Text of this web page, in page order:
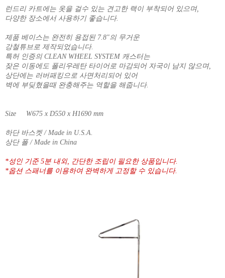
런드리 카트에는 옷을 걸수 있는 견고한 랙이 부착되어 있으며,
다양한 장소에서 사용하기 좋습니다.
제품 베이스는 완전히 용접된 7.8"의 무거운
강철튜브로 제작되었습니다.
특허 인증의 CLEAN WHEEL SYSTEM 캐스터는
잦은 이동에도 폴리우레탄 타이어로 마감되어 자국이 남지 않으며,
상단에는 러버패킹으로 사면처리되어 있어
벽에 부딪혔을때 완충해주는 역할을 해줍니다.
Size W675 x D550 x H1690 mm
하단 바스켓 / Made in U.S.A.
상단 폴 / Made in China
*성인 기준 5분 내외, 간단한 조립이 필요한 상품입니다.
*옵션 스패너를 이용하여 완벽하게 고정할 수 있습니다.